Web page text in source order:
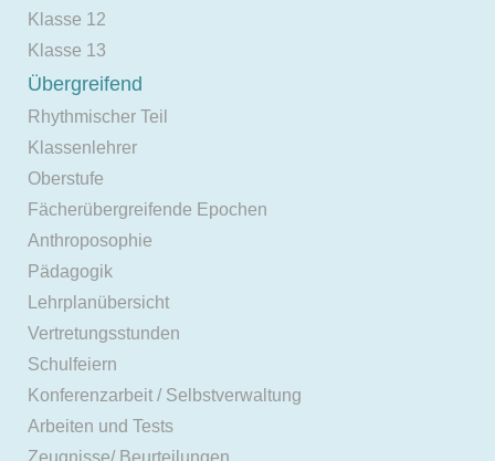
Klasse 12
Klasse 13
Übergreifend
Rhythmischer Teil
Klassenlehrer
Oberstufe
Fächerübergreifende Epochen
Anthroposophie
Pädagogik
Lehrplanübersicht
Vertretungsstunden
Schulfeiern
Konferenzarbeit / Selbstverwaltung
Arbeiten und Tests
Zeugnisse/ Beurteilungen